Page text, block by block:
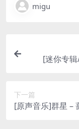
migu
[迷你专
下一篇
[原声音乐]群星 –